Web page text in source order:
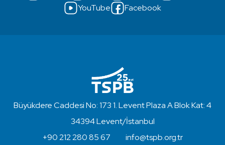
YouTube
Facebook
Büyükdere Caddesi No: 173 1. Levent Plaza A Blok Kat: 4
34394 Levent/İstanbul
+90 212 280 85 67
info@tspb.org.tr